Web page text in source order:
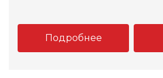
Подробнее